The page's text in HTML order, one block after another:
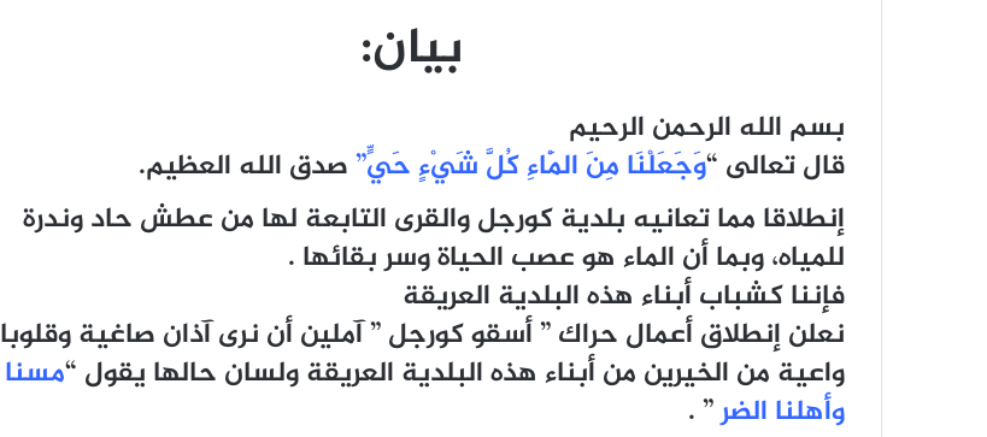
بيان:
بسم الله الرحمن الرحيم
قال تعالى “وَجَعَلْنَا مِنَ الْمَاءِ كُلَّ شَيْءٍ حَيٍّ”صدق الله العظيم.
إنطلاقا مما تعانيه بلدية كورجل والقرى التابعة لها من عطش حاد وندرة
للمياه، وبما أن الماء هو عصب الحياة وسر بقائها .
فإننا كشباب أبناء هذه البلدية العريقة
نعلن إنطلاق أعمال حراك ” أسقو كورجل ” آملين أن نرى آذان صاغية وقلوبا
واعية من الخيرين من أبناء هذه البلدية العريقة ولسان حالها يقول “مسنا
وأهلنا الضر” .